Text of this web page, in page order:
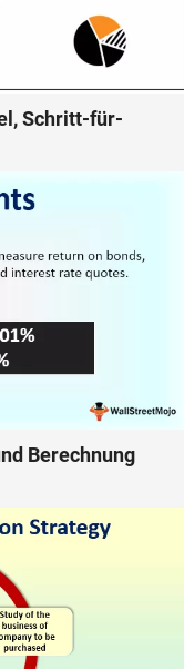
Schritt-für-
Berechnung